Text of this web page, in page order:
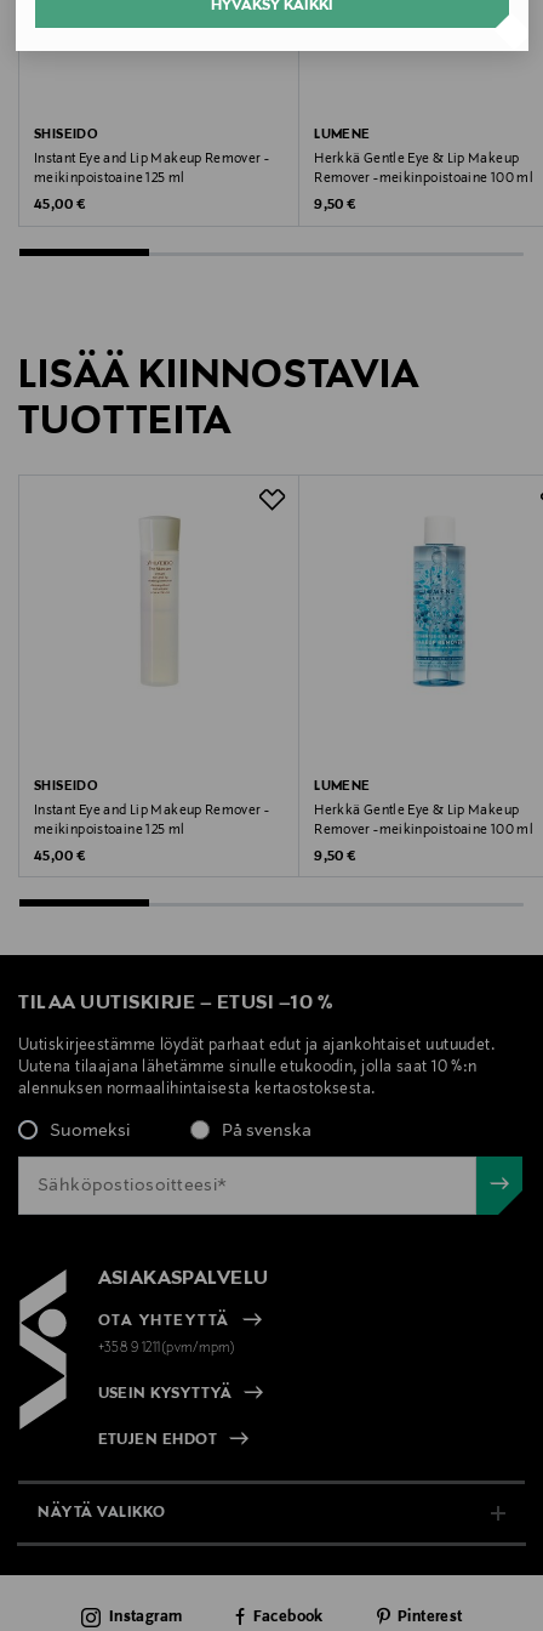
HYVÄKSY KAIKKI
Ainesosaluettelo
Valmistajan tuotenumero
308070021
Society of Lifestyle A/S
Valmistajan osoite
Avainsanat
meraki, puhdistuspyyhkeet, meikinpoistopyyhkeet,
meikin poisto
SHISEIDO
Instant Eye and Lip Makeup Remover -
meikinpoistoaine 125 ml
Original Price
45,00 €
LUMENE
Herkkä Gentle Eye & Lip Makeup
Remover -meikinpoistoaine 100 ml
Original Price
9,50 €
LISÄÄ KIINNOSTAVIA
TUOTTEITA
SHISEIDO
Instant Eye and Lip Makeup Remover -
meikinpoistoaine 125 ml
Original Price
45,00 €
LUMENE
Herkkä Gentle Eye & Lip Makeup
Remover -meikinpoistoaine 100 ml
Original Price
9,50 €
TILAA UUTISKIRJE – ETUSI –10 %
Uutiskirjeestämme löydät parhaat edut ja ajankohtaiset uutuudet.
Uutena tilaajana lähetämme sinulle etukoodin, jolla saat 10 %:n
alennuksen normaalihintaisesta kertaostoksesta.
Suomeksi På svenska
ASIAKASPALVELU
OTA YHTEYTTÄ
+358 9 1211(pvm/mpm)
USEIN KYSYTTYÄ
ETUJEN EHDOT
NÄYTÄ VALIKKO
AJANKOHTAISTA
Instagram Facebook Pinterest